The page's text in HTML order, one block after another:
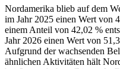
Nordamerika blieb auf dem
im Jahr 2025 einen Wert von
einem Anteil von 42,02 %
Jahr 2026 einen Wert von
Aufgrund der wachsenden
ähnlichen Aktivitäten hält